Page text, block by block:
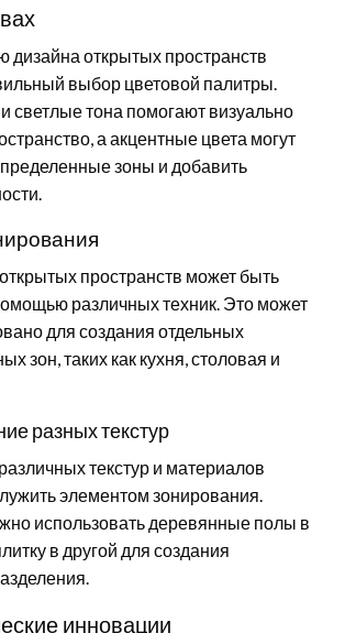
дизайна открытых пространств
выбор цветовой палитры.
светлые тона помогают визуально
а акцентные цвета могут
зоны и добавить
пространств может быть
различных техник. Это может
для создания отдельных
зон, таких как кухня, столовая и
разных текстур
текстур и материалов
элементом зонирования.
использовать деревянные полы в
в другой для создания
инновации